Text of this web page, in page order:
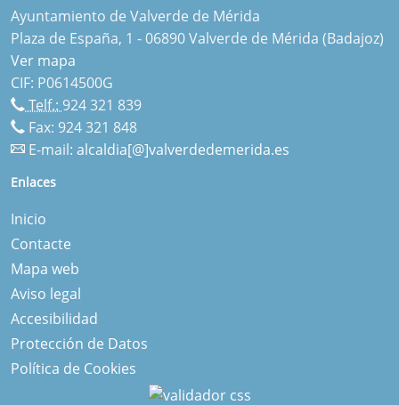
Ayuntamiento de Valverde de Mérida
Plaza de España, 1 - 06890 Valverde de Mérida (Badajoz)
Ver mapa
CIF: P0614500G
Telf.: 924 321 839
Fax: 924 321 848
E-mail: alcaldia[@]valverdedemerida.es
Enlaces
Inicio
Contacte
Mapa web
Aviso legal
Accesibilidad
Protección de Datos
Política de Cookies